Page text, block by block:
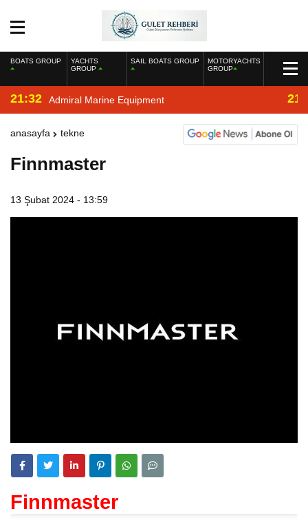
BOATS GROUP
YACHTS
GROUP
SAIL BOATS GROUP
MOTORYACHTS
GROUP
21:32 Admiral Marine Equipment
anasayfa tekne
Finnmaster
13 Şubat 2024 - 13:59
Finnmaster